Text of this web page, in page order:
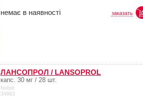
немає в наявності заказать
ЛАНСОПРОЛ / LANSOPROL
капс. 30 мг / 28 шт.
Nobel
34863